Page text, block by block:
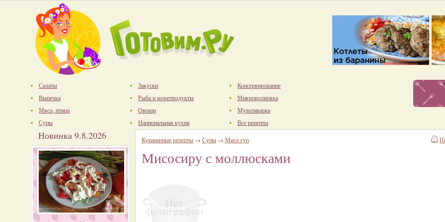
Салаты
Выпечка
Мясо, птица
Супы
Закуски
Рыба и морепродукты
Овощи
Национальная кухня
Консервирование
Микроволновка
Мультиварка
Все рецепты
Новинка 9.8.2026 Кулинарные рецепты → Супы → Мисо суп
Мисосиру с моллюсками